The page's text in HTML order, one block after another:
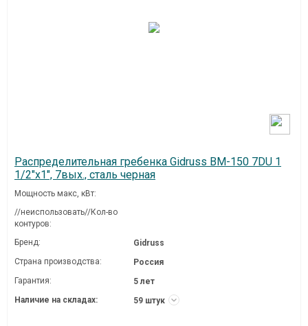
Распределительная гребенка Gidruss BM-150 7DU 1
1/2"х1", 7вых., сталь черная
Мощность макс, кВт:
//неиспользовать//Кол-во
контуров:
Бренд:
Gidruss
Страна производства:
Россия
Гарантия:
5 лет
Наличие на складах:
59 штук